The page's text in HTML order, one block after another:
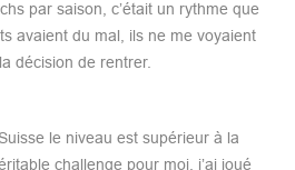
par saison, c’était un rythme que
avaient du mal, ils ne me voyaient
décision de rentrer.
le niveau est supérieur à la
challenge pour moi, j’ai joué